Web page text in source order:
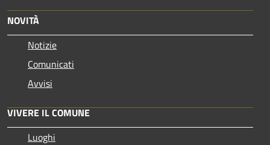
NOVITÀ
Notizie
Comunicati
Avvisi
VIVERE IL COMUNE
Luoghi